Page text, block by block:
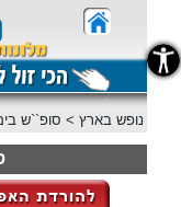
נופש בארץ > סופ``ש
נגישות